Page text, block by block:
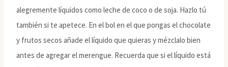
alegremente líquidos como leche de coco o de soja. Hazlo tú
también si te apetece. En el bol en el que pongas el chocolate
y frutos secos añade el líquido que quieras y mézclalo bien
antes de agregar el merengue. Recuerda que si el líquido está